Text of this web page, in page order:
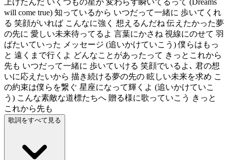
will come true) 知っているから いつだって一緒に 歩いてくれ
る 笑顔がいれば こんなに強く 想えるんだね 伝えたかった夢
の先に 愛しい未来待ってるよ 言葉にかさね 視線にのせて 羽
ばたいていった メッセージ (追いかけていこう) 僕らはもっ
と 遠くまで行くよ どんなことがあったって きっとこれから
先も いつだって一緒に 歩いていける 笑顔でいるよ､ 君の想
いに応えたいから 描き続ける夢の先の 眩しい未来を求め こ
の約束は僕らを繋ぐ 星座になって輝くよ (追いかけていこ
う) こんな素敵な道標たちへ 贈る様に歌っていこう きっと
これから先も
歌詞をすべて見る